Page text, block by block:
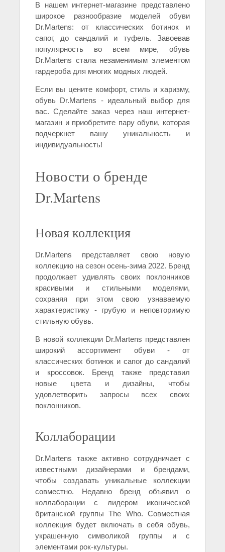
В нашем интернет-магазине представлено
широкое разнообразие моделей обуви
Dr.Martens: от классических ботинок и
сапог, до сандалий и туфель. Завоевав
популярность во всем мире, обувь
Dr.Martens стала незаменимым элементом
гардероба для многих модных людей.
Если вы цените комфорт, стиль и харизму,
обувь Dr.Martens - идеальный выбор для
вас. Сделайте заказ через наш интернет-
магазин и приобретите пару обуви, которая
подчеркнет вашу уникальность и
индивидуальность!
Новости о бренде
Dr.Martens
Новая коллекция
Dr.Martens представляет свою новую
коллекцию на сезон осень-зима 2022. Бренд
продолжает удивлять своих поклонников
красивыми и стильными моделями,
сохраняя при этом свою узнаваемую
характеристику - грубую и неповторимую
стильную обувь.
В новой коллекции Dr.Martens представлен
широкий ассортимент обуви - от
классических ботинок и сапог до сандалий
и кроссовок. Бренд также представил
новые цвета и дизайны, чтобы
удовлетворить запросы всех своих
поклонников.
Коллаборации
Dr.Martens также активно сотрудничает с
известными дизайнерами и брендами,
чтобы создавать уникальные коллекции
совместно. Недавно бренд объявил о
коллаборации с лидером иконической
британской группы The Who. Совместная
коллекция будет включать в себя обувь,
украшенную символикой группы и с
элементами рок-культуры.